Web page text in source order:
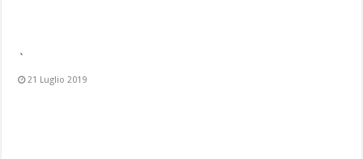
`
21 Luglio 2019